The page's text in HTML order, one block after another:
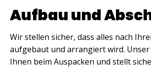
Aufbau und
Wir stellen sicher, dass alles nach
aufgebaut und arrangiert wird.
Ihnen beim Auspacken und stellt